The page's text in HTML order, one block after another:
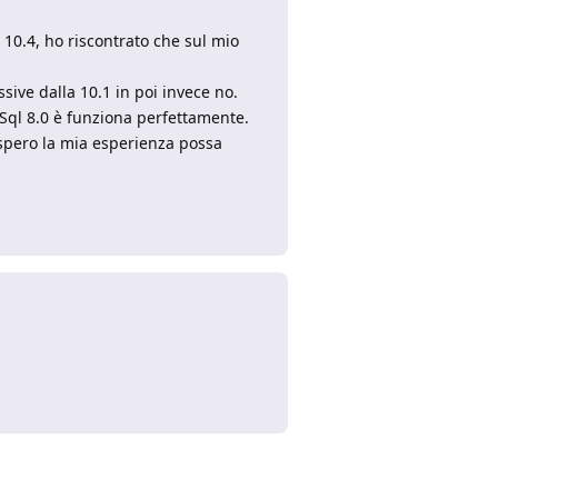
ho riscontrato che sul mio
dalla 10.1 in poi invece no.
8.0 è funziona perfettamente.
la mia esperienza possa